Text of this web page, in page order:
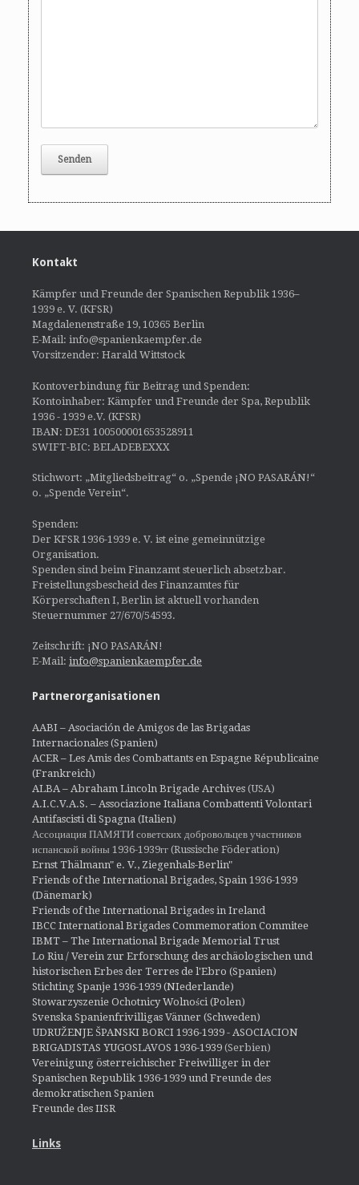
Kontakt
Kämpfer und Freunde der Spanischen Republik 1936–
1939 e. V. (KFSR)
Magdalenenstraße 19, 10365 Berlin
E-Mail: info@spanienkaempfer.de
Vorsitzender: Harald Wittstock
Kontoverbindung für Beitrag und Spenden:
Kontoinhaber: Kämpfer und Freunde der Spa, Republik
1936 - 1939 e.V. (KFSR)
IBAN: DE31 100500001653528911
SWIFT-BIC: BELADEBEXXX
Stichwort: „Mitgliedsbeitrag“ o. „Spende ¡NO PASARÁN!“
o. „Spende Verein“.
Spenden:
Der KFSR 1936-1939 e. V. ist eine gemeinnützige
Organisation.
Spenden sind beim Finanzamt steuerlich absetzbar.
Freistellungsbescheid des Finanzamtes für
Körperschaften I, Berlin ist aktuell vorhanden
Steuernummer 27/670/54593.
Zeitschrift: ¡NO PASARÁN!
E-Mail: info@spanienkaempfer.de
Partnerorganisationen
AABI – Asociación de Amigos de las Brigadas
Internacionales (Spanien)
ACER – Les Amis des Combattants en Espagne Républicaine
(Frankreich)
ALBA – Abraham Lincoln Brigade Archives (USA)
A.I.C.V.A.S. – Associazione Italiana Combattenti Volontari
Antifascisti di Spagna (Italien)
Ассоциация ПАМЯТИ советских добровольцев участников
испанской войны 1936-1939гг (Russische Föderation)
Ernst Thälmann" e. V., Ziegenhals-Berlin"
Friends of the International Brigades, Spain 1936-1939
(Dänemark)
Friends of the International Brigades in Ireland
IBCC International Brigades Commemoration Commitee
IBMT – The International Brigade Memorial Trust
Lo Riu / Verein zur Erforschung des archäologischen und
historischen Erbes der Terres de l'Ebro (Spanien)
Stichting Spanje 1936-1939 (NIederlande)
Stowarzyszenie Ochotnicy Wolności (Polen)
Svenska Spanienfrivilligas Vänner (Schweden)
UDRUŽENJE ŠPANSKI BORCI 1936-1939 - ASOCIACION
BRIGADISTAS YUGOSLAVOS 1936-1939 (Serbien)
Vereinigung österreichischer Freiwilliger in der
Spanischen Republik 1936-1939 und Freunde des
demokratischen Spanien
Freunde des IISR
Links